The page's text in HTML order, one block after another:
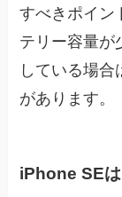
すべきポイン
テリー容量が
している場
があります。
iPhone SE